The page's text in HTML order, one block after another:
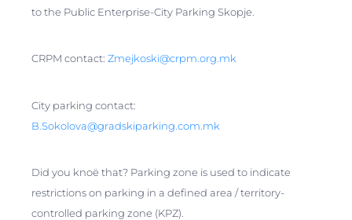
to the Public Enterprise-City Parking Skopje.
CRPM contact:Zmejkoski@crpm.org.mk
City parking contact:
B.Sokolova@gradskiparking.com.mk
Did you knoë that? Parking zone is used to indicate
restrictions on parking in a defined area / territory-
controlled parking zone (KPZ).